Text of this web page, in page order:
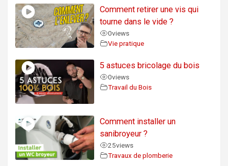
Comment retirer une vis qui
tourne dans le vide ?
0views
Vie pratique
5 astuces bricolage du bois
0views
Travail du Bois
Comment installer un
sanibroyeur ?
25views
Travaux de plomberie